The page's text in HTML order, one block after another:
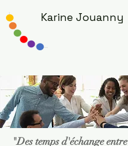
Karine Jouanny
"Des temps d'échange entre